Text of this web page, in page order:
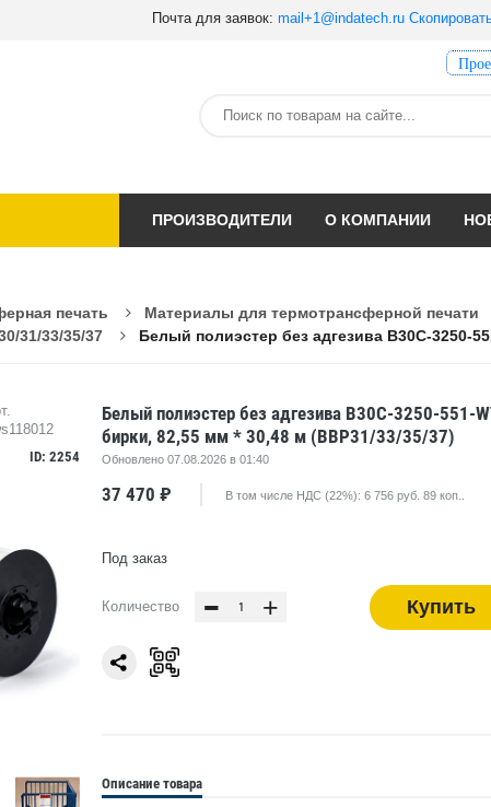
Почта для заявок: mail+1@indatech.ru
ПРОИЗВОДИТЕЛИ О КОМПАНИИ
печать Материалы для термотрансферной печати
31/33/35/37
Белый полиэстер без адгезива B30C-3250-
ID: 2254
Белый полиэстер без адгезива B30C-3250-551-
бирки, 82,55 мм * 30,48 м (BBP31/33/35/37)
Обновлено 07.08.2026 в 01:40
37 470 ₽ В том числе НДС (22%): 6 756 руб. 89 коп..
Под заказ
Количество - + Купить
Описание товара